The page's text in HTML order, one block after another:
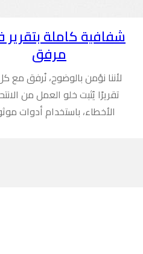
شفافية كاملة
مرفق
لأننا نؤمن بالوضوح، نُرفق مع
تقريرًا يُثبت خلو العمل من
الأخطاء، باستخدام أدوات